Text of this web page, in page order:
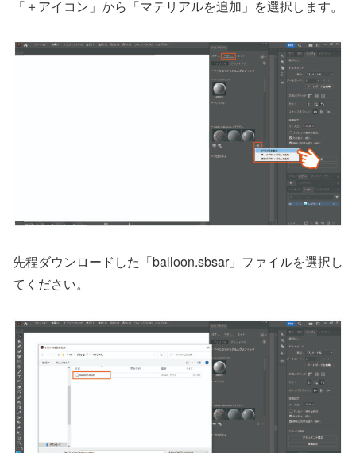
「＋アイコン」から「マテリアルを追加」を選択します。
先程ダウンロードした「balloon.sbsar」ファイルを選択し
てください。